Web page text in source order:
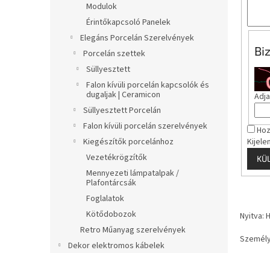
Modulok
Érintőkapcsoló Panelek
Elegáns Porcelán Szerelvények
Porcelán szettek
Süllyesztett
Falon kívüli porcelán kapcsolók és
dugaljak | Ceramicon
Süllyesztett Porcelán
Falon kívüli porcelán szerelvények
Kiegészítők porcelánhoz
Vezetékrögzítők
Mennyezeti lámpatalpak /
Plafontárcsák
Foglalatok
Kötődobozok
Retro Műanyag szerelvények
Dekor elektromos kábelek
Nyitva: